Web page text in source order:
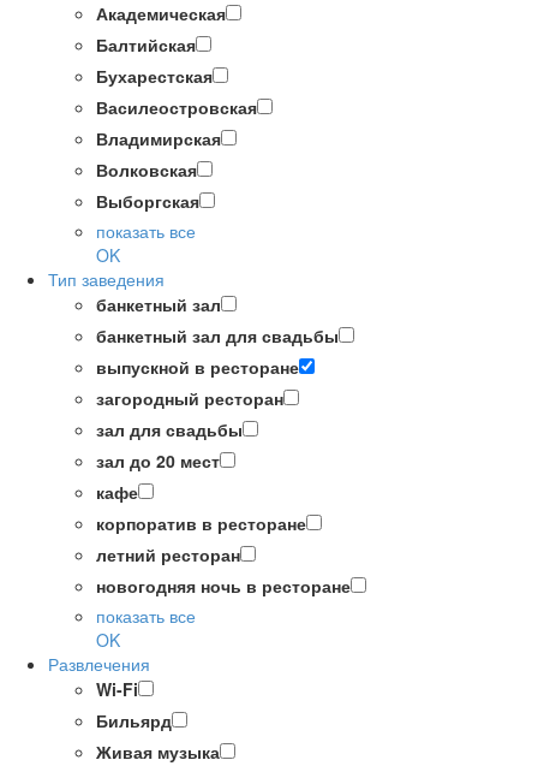
Академическая
Балтийская
Бухарестская
Василеостровская
Владимирская
Волковская
Выборгская
показать все
OK
Тип заведения
банкетный зал
банкетный зал для свадьбы
выпускной в ресторане
загородный ресторан
зал для свадьбы
зал до 20 мест
кафе
корпоратив в ресторане
летний ресторан
новогодняя ночь в ресторане
показать все
OK
Развлечения
Wi-Fi
Бильярд
Живая музыка